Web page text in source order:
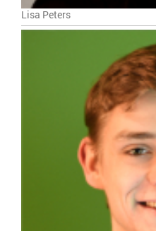
Lisa Peters